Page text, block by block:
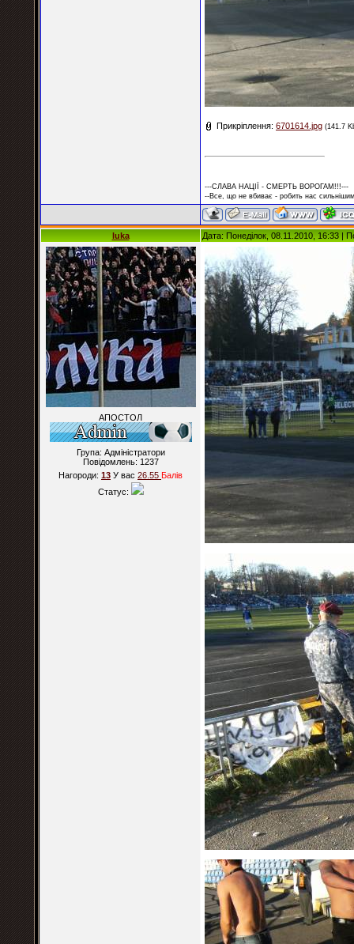
Прикріплення: 6701614.jpg (141.7
---СЛАВА НАЦІЇ - СМЕРТЬ ВОРОГАМ!!!---
--Все, що не вбиває - робить нас
luka Дата: Понеділок, 08.11.2010, 16:33 |
АПОСТОЛ
Група: Адміністратори
Повідомлень: 1237
Нагороди: 13 У вас 26.55 Балiв
Статус: